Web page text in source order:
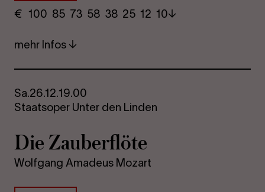
€ ​ 100 85 73​ 58 38 25​ 12 10
mehr Infos
Sa.26.12.19.00
Staatsoper Unter den Linden
Die Zau­ber­flö­te
Wolfgang Amadeus Mozart